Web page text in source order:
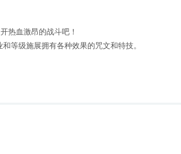
热血激昂的战斗吧！
等级施展拥有各种效果的咒文和特技。